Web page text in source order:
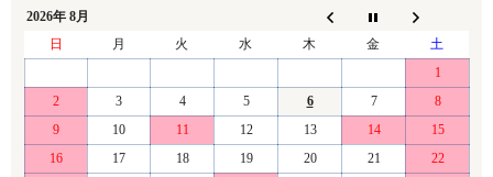
2026年 8月
日
月 火 水 木 金
土
1
2
3 4 5 6 7
8
9
10 11 12 13 14
15
16
17 18 19 20 21
22